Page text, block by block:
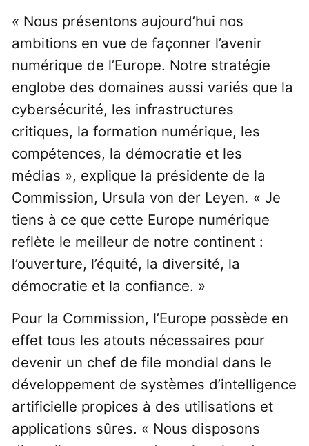
« Nous présentons aujourd’hui nos
ambitions en vue de façonner l’avenir
numérique de l’Europe. Notre stratégie
englobe des domaines aussi variés que la
cybersécurité, les infrastructures
critiques, la formation numérique, les
compétences, la démocratie et les
médias », explique la présidente de la
Commission, Ursula von der Leyen. « Je
tiens à ce que cette Europe numérique
reflète le meilleur de notre continent :
l’ouverture, l’équité, la diversité, la
démocratie et la confiance. »
Pour la Commission, l’Europe possède en
effet tous les atouts nécessaires pour
devenir un chef de file mondial dans le
développement de systèmes d’intelligence
artificielle propices à des utilisations et
applications sûres. « Nous disposons